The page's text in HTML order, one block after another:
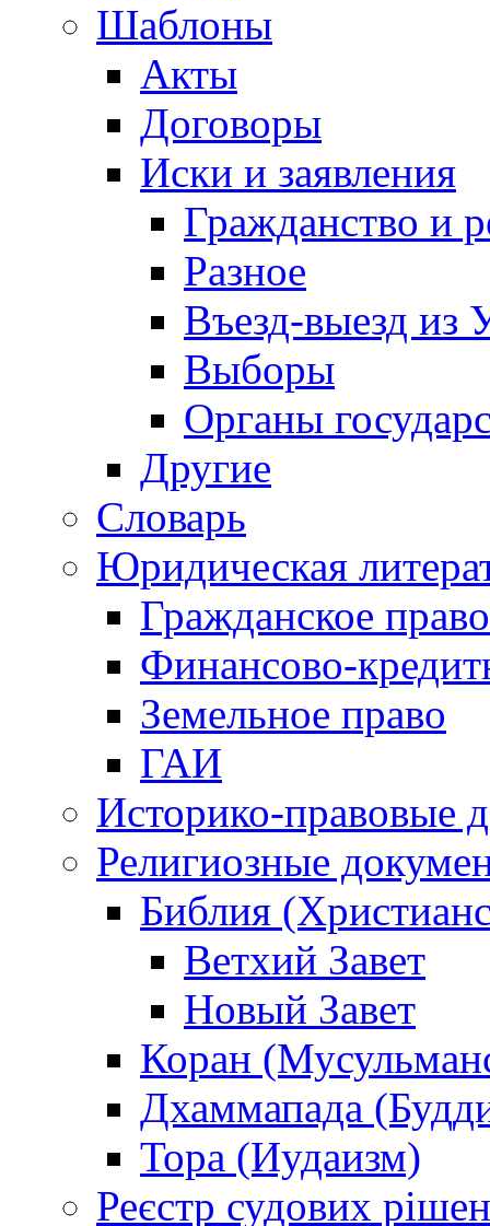
Шаблоны
Акты
Договоры
Иски и заявления
Гражданство и
Разное
Въезд-выезд из
Выборы
Органы
Другие
Словарь
Юридическая
Гражданское право
Финансово-
Земельное право
ГАИ
Историко-правовые
Религиозные
Библия
Ветхий Завет
Новый Завет
Коран
Дхаммапада
Тора (Иудаизм)
Реєстр судових